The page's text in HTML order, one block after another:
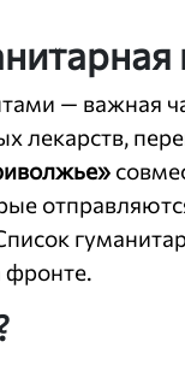
— важная
лекарств,
фронте.